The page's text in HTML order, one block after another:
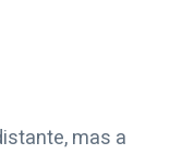
mas a